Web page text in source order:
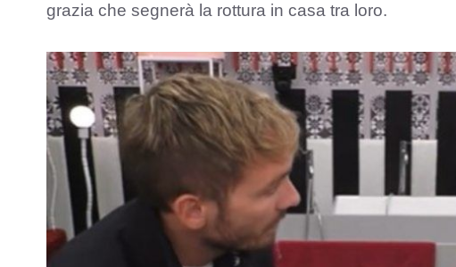
grazia che segnerà la rottura in casa tra loro.